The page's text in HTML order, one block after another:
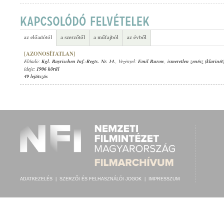
ELŐADÓ:
KGL. BAYRISCHEN INF.-REGTS. NR. 14., VEZÉNYEL:EMIL BUROW,
az előadótól a szerzőtől a műfajból az évből
[AZONOSÍTATLAN]
Előadó: Kgl. Bayrischen Inf.-Regts. Nr. 14., Vezényel: Emil Burow, ismeretlen zenész (klarinét)
ideje: 1906 körül
49 lejátszás
ADATKEZELÉS SZERZŐI ÉS FELHASZNÁLÓI JOGOK IMPRESSZUM